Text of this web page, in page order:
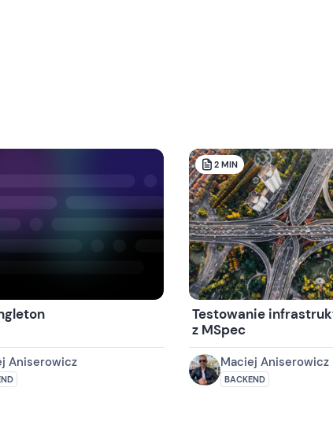
Aniserowicz
2 MIN
Testowanie
z MSpec
Maciej Aniserowicz
BACKEND